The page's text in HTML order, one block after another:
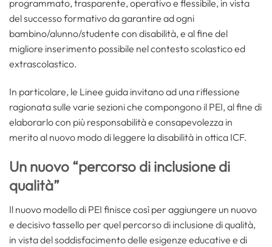
programmato, trasparente, operativo e flessibile, in vista
del successo formativo da garantire ad ogni
bambino/alunno/studente con disabilità, e al fine del
migliore inserimento possibile nel contesto scolastico ed
extrascolastico.
In particolare, le Linee guida invitano ad una riflessione
ragionata sulle varie sezioni che compongono il PEI, al fine di
elaborarlo con più responsabilità e consapevolezza in
merito al nuovo modo di leggere la disabilità in ottica ICF.
Un nuovo “percorso di inclusione di
qualità”
Il nuovo modello di PEI finisce così per aggiungere un nuovo
e decisivo tassello per quel percorso di inclusione di qualità,
in vista del soddisfacimento delle esigenze educative e di